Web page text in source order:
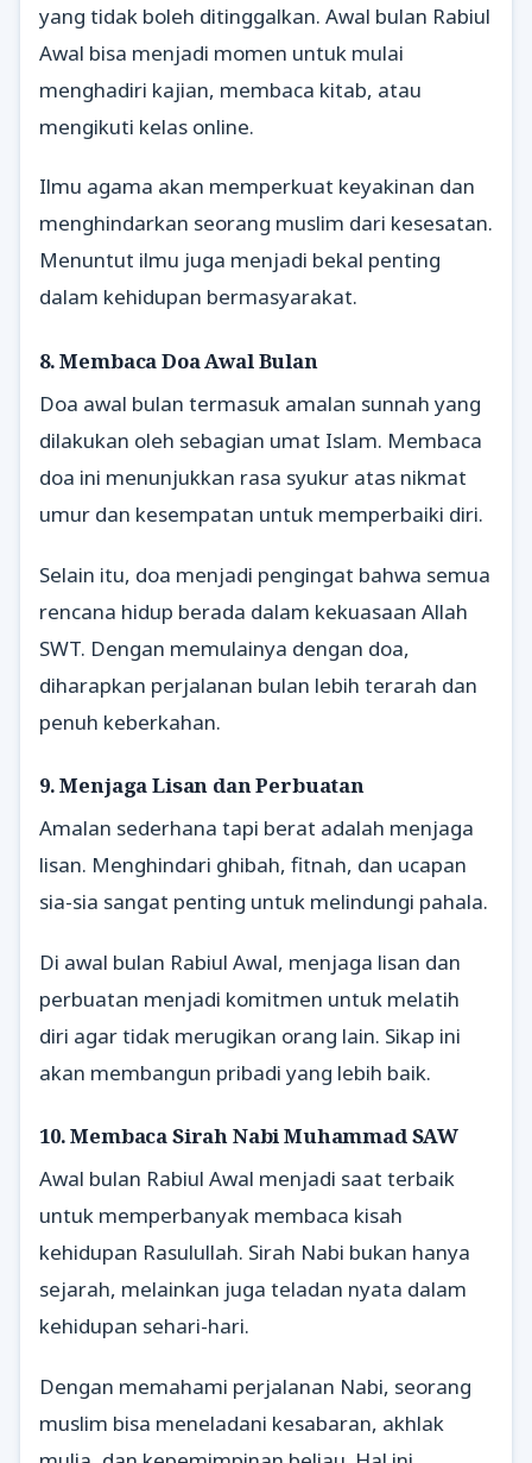
yang tidak boleh ditinggalkan. Awal bulan Rabiul
Awal bisa menjadi momen untuk mulai
menghadiri kajian, membaca kitab, atau
mengikuti kelas online.
Ilmu agama akan memperkuat keyakinan dan
menghindarkan seorang muslim dari kesesatan.
Menuntut ilmu juga menjadi bekal penting
dalam kehidupan bermasyarakat.
8. Membaca Doa Awal Bulan
Doa awal bulan termasuk amalan sunnah yang
dilakukan oleh sebagian umat Islam. Membaca
doa ini menunjukkan rasa syukur atas nikmat
umur dan kesempatan untuk memperbaiki diri.
Selain itu, doa menjadi pengingat bahwa semua
rencana hidup berada dalam kekuasaan Allah
SWT. Dengan memulainya dengan doa,
diharapkan perjalanan bulan lebih terarah dan
penuh keberkahan.
9. Menjaga Lisan dan Perbuatan
Amalan sederhana tapi berat adalah menjaga
lisan. Menghindari ghibah, fitnah, dan ucapan
sia-sia sangat penting untuk melindungi pahala.
Di awal bulan Rabiul Awal, menjaga lisan dan
perbuatan menjadi komitmen untuk melatih
diri agar tidak merugikan orang lain. Sikap ini
akan membangun pribadi yang lebih baik.
10. Membaca Sirah Nabi Muhammad SAW
Awal bulan Rabiul Awal menjadi saat terbaik
untuk memperbanyak membaca kisah
kehidupan Rasulullah. Sirah Nabi bukan hanya
sejarah, melainkan juga teladan nyata dalam
kehidupan sehari-hari.
Dengan memahami perjalanan Nabi, seorang
muslim bisa meneladani kesabaran, akhlak